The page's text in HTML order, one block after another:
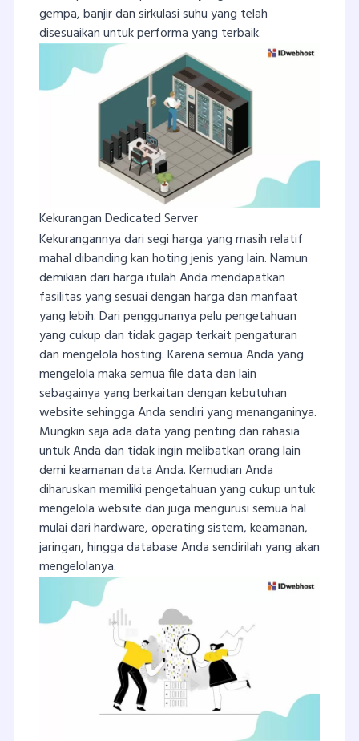
gempa, banjir dan sirkulasi suhu yang telah
disesuaikan untuk performa yang terbaik.
Kekurangan Dedicated Server
Kekurangannya dari segi harga yang masih relatif
mahal dibanding kan hoting jenis yang lain. Namun
demikian dari harga itulah Anda mendapatkan
fasilitas yang sesuai dengan harga dan manfaat
yang lebih. Dari penggunanya pelu pengetahuan
yang cukup dan tidak gagap terkait pengaturan
dan mengelola hosting. Karena semua Anda yang
mengelola maka semua file data dan lain
sebagainya yang berkaitan dengan kebutuhan
website sehingga Anda sendiri yang menanganinya.
Mungkin saja ada data yang penting dan rahasia
untuk Anda dan tidak ingin melibatkan orang lain
demi keamanan data Anda. Kemudian Anda
diharuskan memiliki pengetahuan yang cukup untuk
mengelola website dan juga mengurusi semua hal
mulai dari hardware, operating sistem, keamanan,
jaringan, hingga database Anda sendirilah yang akan
mengelolanya.